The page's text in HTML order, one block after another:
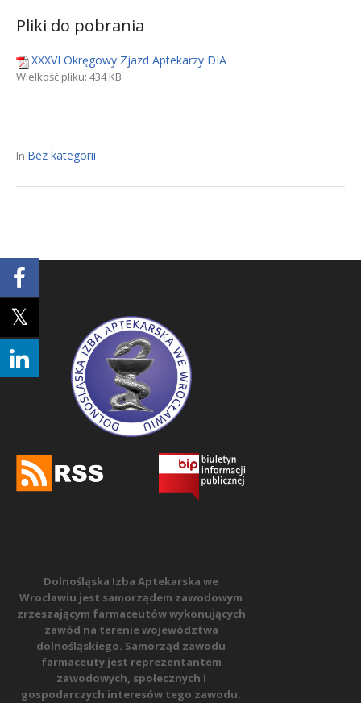
Pliki do pobrania
XXXVI Okręgowy Zjazd Aptekarzy DIA
Wielkość pliku: 434 KB
In Bez kategorii
Dolnośląska Izba Aptekarska we
Wrocławiu jest samorządem zawodowym
zrzeszającym farmaceutów wykonujących
zawód na terenie województwa
dolnośląskiego. Samorząd zawodu
farmaceuty jest reprezentantem
zawodowych, społecznych i
gospodarczych interesów tego zawodu.